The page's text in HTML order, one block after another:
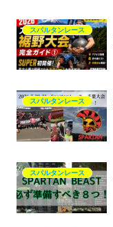
スパルタンレース
スパルタンレース
スパルタンレース